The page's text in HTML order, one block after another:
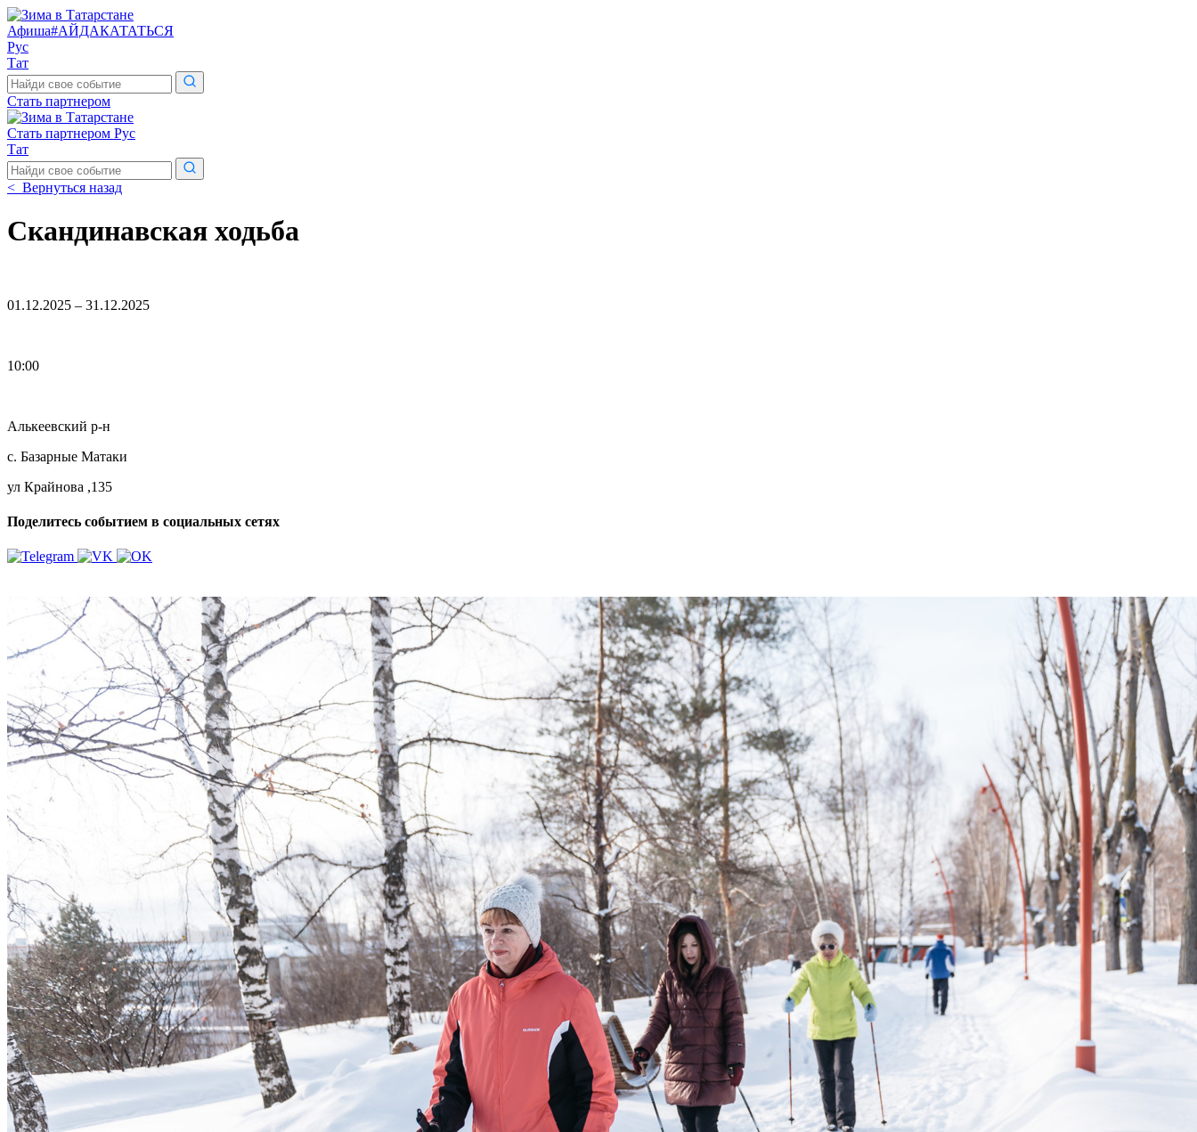
Афиша#АЙДАКАТАТЬСЯ
Рус
Тат
Поиск
по
сайту
Стать партнером
Стать партнером Рус
Тат
Поиск
по
сайту
< Вернуться назад
Скандинавская ходьба
01.12.2025 – 31.12.2025
10:00
Алькеевский р-н
с. Базарные Матаки
ул Крайнова ,135
Поделитесь событием в социальных сетях